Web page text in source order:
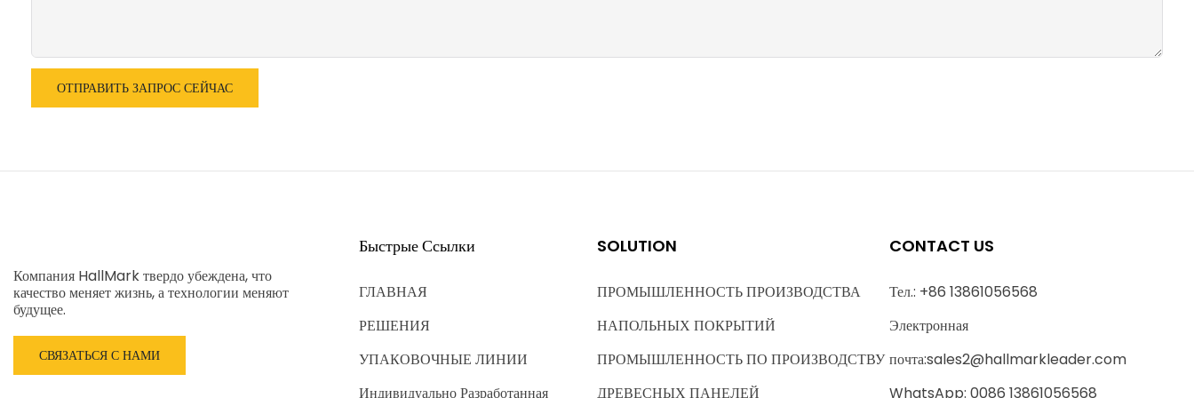
ОТПРАВИТЬ ЗАПРОС СЕЙЧАС
Компания HallMark твердо убеждена, что
качество меняет жизнь, а технологии меняют
будущее.
СВЯЗАТЬСЯ С НАМИ
Быстрые Ссылки
ГЛАВНАЯ
РЕШЕНИЯ
УПАКОВОЧНЫЕ ЛИНИИ
Индивидуально Разработанная
SOLUTION
ПРОМЫШЛЕННОСТЬ ПРОИЗВОДСТВА
НАПОЛЬНЫХ ПОКРЫТИЙ
ПРОМЫШЛЕННОСТЬ ПО ПРОИЗВОДСТВУ
ДРЕВЕСНЫХ ПАНЕЛЕЙ
CONTACT US
Тел.: +86 13861056568
Электронная
почта:sales2@hallmarkleader.com
WhatsApp: 0086 13861056568